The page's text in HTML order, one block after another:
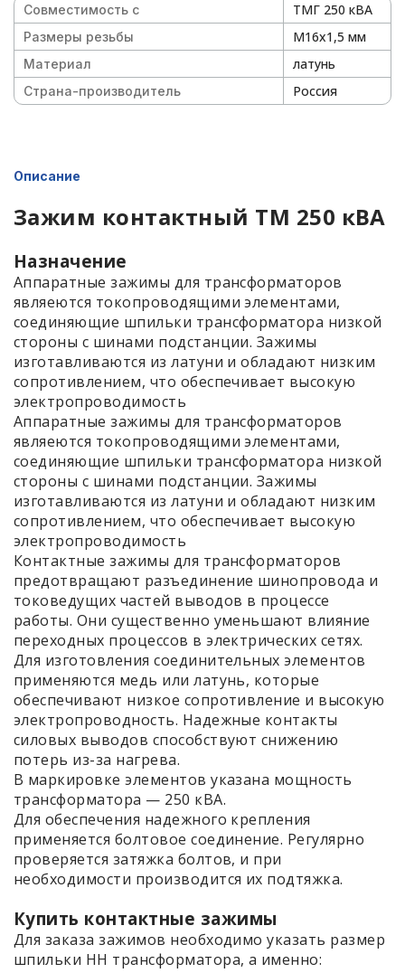
Совместимость с ТМГ 250 кВА
Размеры резьбы М16х1,5 мм
Материал латунь
Страна-производитель Россия
Описание
Зажим контактный ТМ 250 кВА
Назначение
Аппаратные зажимы для трансформаторов
являеются токопроводящими элементами,
соединяющие шпильки трансформатора низкой
стороны с шинами подстанции. Зажимы
изготавливаются из латуни и обладают низким
сопротивлением, что обеспечивает высокую
электропроводимость
Аппаратные зажимы для трансформаторов
являеются токопроводящими элементами,
соединяющие шпильки трансформатора низкой
стороны с шинами подстанции. Зажимы
изготавливаются из латуни и обладают низким
сопротивлением, что обеспечивает высокую
электропроводимость
Контактные зажимы для трансформаторов
предотвращают разъединение шинопровода и
токоведущих частей выводов в процессе
работы. Они существенно уменьшают влияние
переходных процессов в электрических сетях.
Для изготовления соединительных элементов
применяются медь или латунь, которые
обеспечивают низкое сопротивление и высокую
электропроводность. Надежные контакты
силовых выводов способствуют снижению
потерь из-за нагрева.
В маркировке элементов указана мощность
трансформатора — 250 кВА.
Для обеспечения надежного крепления
применяется болтовое соединение. Регулярно
проверяется затяжка болтов, и при
необходимости производится их подтяжка.
Купить контактные зажимы
Для заказа зажимов необходимо указать размер
шпильки НН трансформатора, а именно: